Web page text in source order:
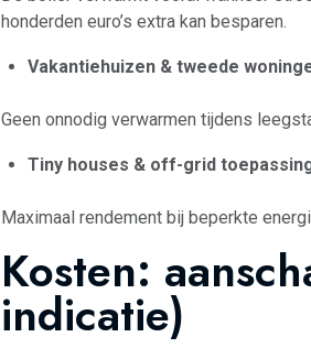
honderden euro’s extra kan besparen.
Vakantiehuizen & tweede
Geen onnodig verwarmen tijdens
Tiny houses & off-grid
Maximaal rendement bij beperkte
Kosten:
indicatie)